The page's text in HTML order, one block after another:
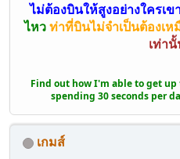
ไม่ต้องบินให้สูงอย่างใครเข
ไหว ท่าที่บินไม่จำเป็นต้องเห
เท่า
Find out how I'm able to get
spending 30 seconds per
เกมส์